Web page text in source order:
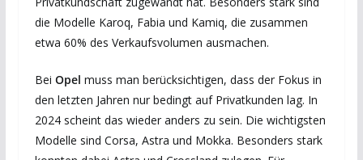
die Modelle Karoq, Fabia und Kamiq, die zusammen
etwa 60% des Verkaufsvolumen ausmachen.
Bei Opel muss man berücksichtigen, dass der Fokus in
den letzten Jahren nur bedingt auf Privatkunden lag. In
2024 scheint das wieder anders zu sein. Die wichtigsten
Modelle sind Corsa, Astra und Mokka. Besonders stark